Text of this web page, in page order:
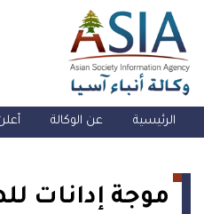
الرئيسية عن الوكالة
موجة إدانات